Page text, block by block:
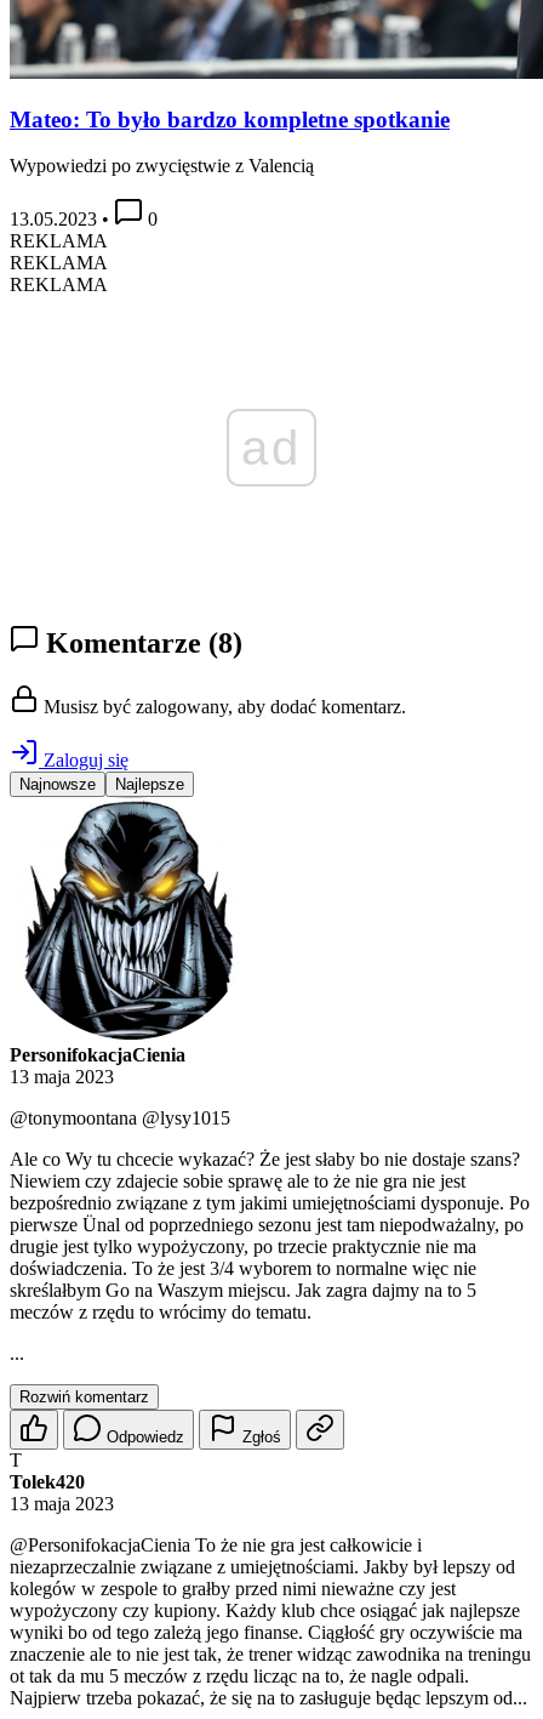
Mateo: To było bardzo kompletne spotkanie
Wypowiedzi po zwycięstwie z Valencią
13.05.2023 •
0
REKLAMA
REKLAMA
REKLAMA
ad
Komentarze (8)
Musisz być zalogowany, aby dodać komentarz.
Zaloguj się
Najnowsze Najlepsze
PersonifokacjaCienia
13 maja 2023
@tonymoontana @lysy1015
Ale co Wy tu chcecie wykazać? Że jest słaby bo nie dostaje szans?
Niewiem czy zdajecie sobie sprawę ale to że nie gra nie jest
bezpośrednio związane z tym jakimi umiejętnościami dysponuje. Po
pierwsze Ünal od poprzedniego sezonu jest tam niepodważalny, po
drugie jest tylko wypożyczony, po trzecie praktycznie nie ma
doświadczenia. To że jest 3/4 wyborem to normalne więc nie
skreślałbym Go na Waszym miejscu. Jak zagra dajmy na to 5
meczów z rzędu to wrócimy do tematu.
...
Rozwiń komentarz
Odpowiedz Zgłoś
T
Tolek420
13 maja 2023
@PersonifokacjaCienia To że nie gra jest całkowicie i
niezaprzeczalnie związane z umiejętnościami. Jakby był lepszy od
kolegów w zespole to grałby przed nimi nieważne czy jest
wypożyczony czy kupiony. Każdy klub chce osiągać jak najlepsze
wyniki bo od tego zależą jego finanse. Ciągłość gry oczywiście ma
znaczenie ale to nie jest tak, że trener widząc zawodnika na treningu
ot tak da mu 5 meczów z rzędu licząc na to, że nagle odpali.
Najpierw trzeba pokazać, że się na to zasługuje będąc lepszym od...